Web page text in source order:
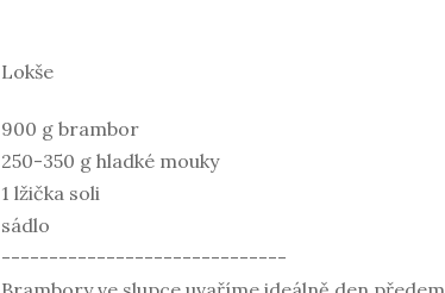
Lokše
900 g brambor
250-350 g hladké mouky
1 lžička soli
sádlo
------------------------------